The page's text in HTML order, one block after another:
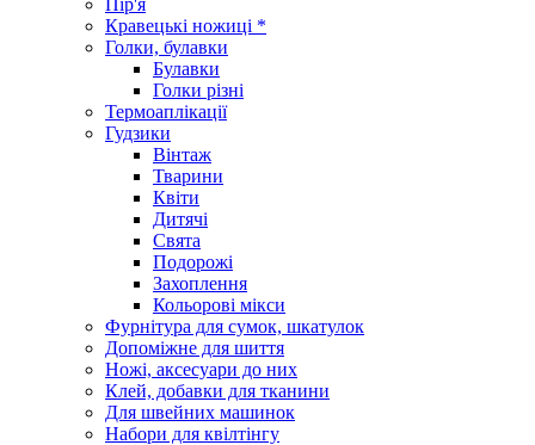
Кравецькі ножиці *
Голки, булавки
Булавки
Голки різні
Термоаплікації
Гудзики
Вінтаж
Тварини
Квіти
Дитячі
Свята
Подорожі
Захоплення
Кольорові мікси
Фурнітура для сумок, шкатулок
Допоміжне для шиття
Ножі, аксесуари до них
Клей, добавки для тканини
Для швейних машинок
Набори для квілтінгу